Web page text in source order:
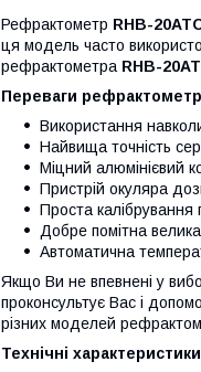
Рефрактометр RHB-
ця модель часто
рефрактометра RHB-
Переваги
Використання
Найвища точність
Міцний алюмінієвий
Пристрій окуляра
Проста калібрування
Добре помітна
Автоматична
Якщо Ви не впевнені у
проконсультує Вас і
різних моделей
Технічні